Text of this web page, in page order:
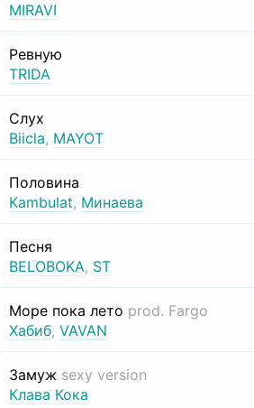
MIRAVI
Ревную
TRIDA
Слух
Biicla, MAYOT
Половина
Kambulat, Минаева
Песня
BELOBOKA, ST
Море пока лето prod. Fargo
Хабиб, VAVAN
Замуж sexy version
Клава Кока